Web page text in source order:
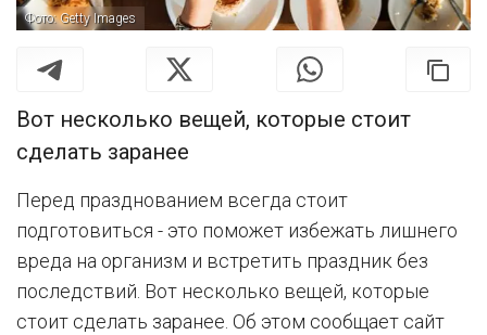
Фото: Getty Images
Вот несколько вещей, которые стоит
сделать заранее
Перед празднованием всегда стоит
подготовиться - это поможет избежать лишнего
вреда на организм и встретить праздник без
последствий. Вот несколько вещей, которые
стоит сделать заранее. Об этом сообщает сайт